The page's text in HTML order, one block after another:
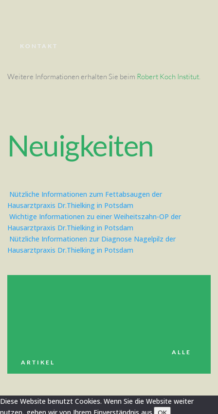
KONTAKT
Weitere Informationen erhalten Sie beim Robert Koch Institut.
Neuigkeiten
Nützliche Informationen zum Fettabsaugen der
Hausarztpraxis Dr.Thielking in Potsdam
Wichtige Informationen zu einer Weiheitszahn-OP der
Hausarztpraxis Dr.Thielking in Potsdam
Nützliche Informationen zur Diagnose Nagelpilz der
Hausarztpraxis Dr.Thielking in Potsdam
ALLE
ARTIKEL
Diese Website benutzt Cookies. Wenn Sie die Website weiter